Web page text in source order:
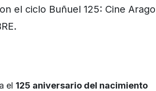
el ciclo Buñuel 125: Cine
el 125 aniversario del nacimiento